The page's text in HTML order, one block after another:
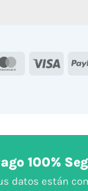
MasterCard
Visa
100%
datos están